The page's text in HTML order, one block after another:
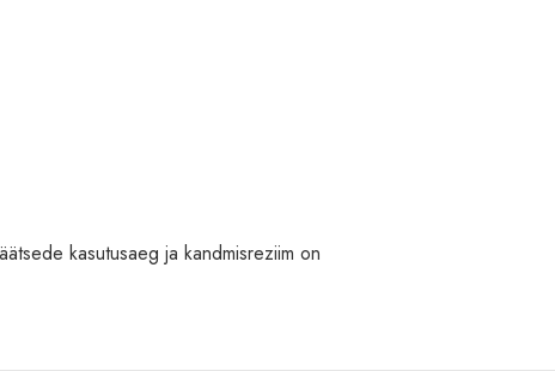
kasutusaeg ja kandmisreziim on